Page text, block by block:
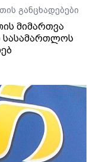
განცხადებები
მიმართვა
სასამართლოს